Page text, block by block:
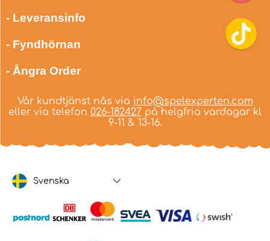
- Leveransinfo
- Fyndhörnan
- Ångra Order
Vår kundtjänst nås via info@spelexperten.com
eller via telefon 026-182427 på helgfria vardagar kl
9-11 & 13-16.
Svenska